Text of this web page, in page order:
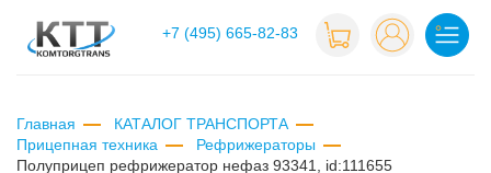
+7 (495) 665-82-83
Главная
КАТАЛОГ ТРАНСПОРТА
Прицепная техника
Рефрижераторы
полуприцеп рефрижератор нефаз 93341, id:111655